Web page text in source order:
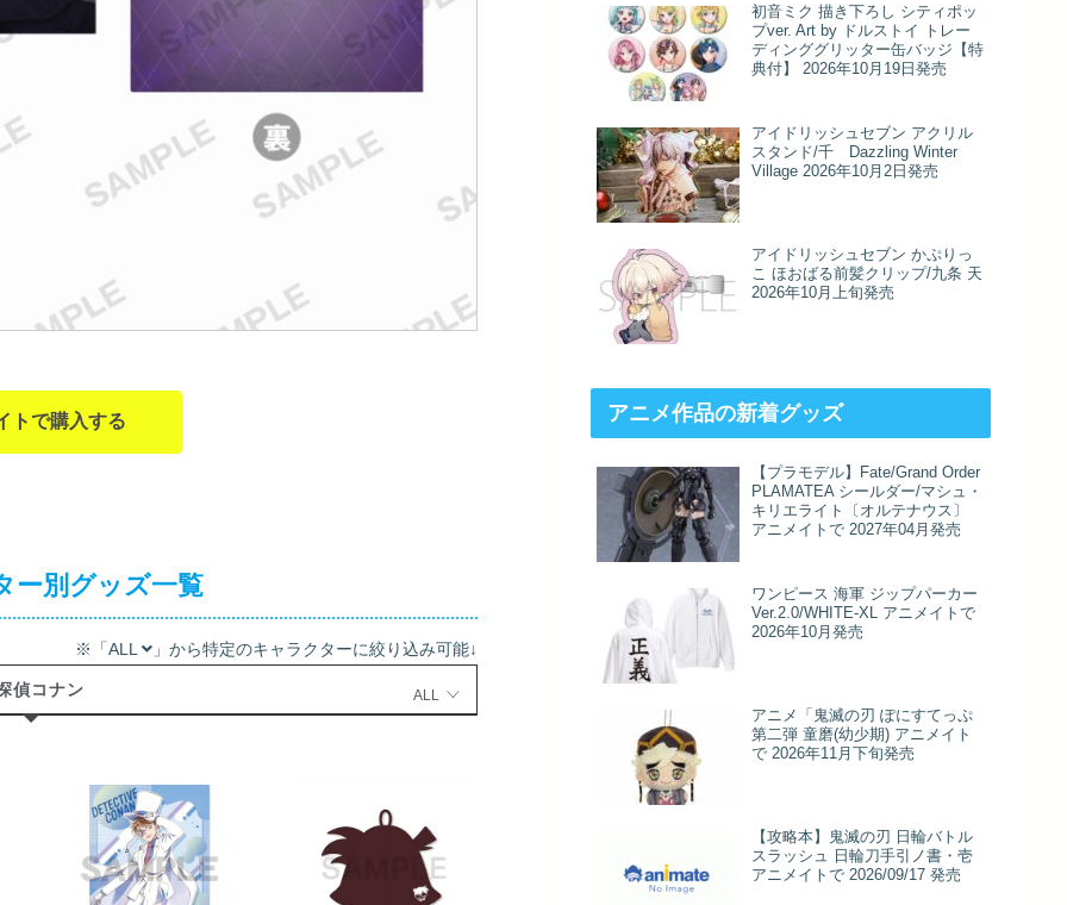
トで購入する
ー別グッズ一覧
※「ALL 」から特定のキャラクターに絞り込み可能↓
偵コナン ALL
名探偵コナン シ
ングルクリアフ
ァイル 怪盗キッ
ド ジャンプ クラ
ウナハット サウ
ナ (江戸川 コナ
ン)【再販】
初音ミク 描き下ろし シティポッ
プver. Art by ドルストイ トレー
ディンググリッター缶バッジ【特
典付】 2026年10月19日発売
アイドリッシュセブン アクリル
スタンド/千 Dazzling Winter
Village 2026年10月2日発売
アイドリッシュセブン かぷりっ
こ ほおばる前髪クリップ/九条 天
2026年10月上旬発売
アニメ作品の新着グッズ
【プラモデル】Fate/Grand Order
PLAMATEA シールダー/マシュ・
キリエライト〔オルテナウス〕
アニメイトで 2027年04月発売
ワンピース 海軍 ジップパーカー
Ver.2.0/WHITE-XL アニメイトで
2026年10月発売
アニメ「鬼滅の刃 ぽにすてっぷ
第二弾 童磨(幼少期) アニメイト
で 2026年11月下旬発売
【攻略本】鬼滅の刃 日輪バトル
スラッシュ 日輪刀手引ノ書・壱
アニメイトで 2026/09/17 発売